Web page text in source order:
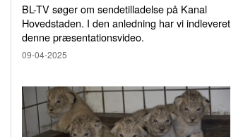
BL-TV søger om sendetilladelse på Kanal
Hovedstaden. I den anledning har vi indleveret
denne præsentationsvideo.
09-04-2025